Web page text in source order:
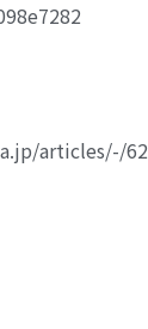
articles/-/